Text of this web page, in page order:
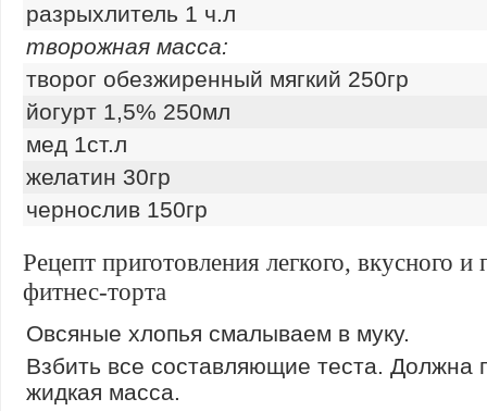
разрыхлитель 1 ч.л
творожная масса:
творог обезжиренный мягкий 250гр
йогурт 1,5% 250мл
мед 1ст.л
желатин 30гр
чернослив 150гр
Рецепт приготовления легкого, вкусного и
фитнес-торта
Овсяные хлопья смалываем в муку.
Взбить все составляющие теста. Должна
жидкая масса.